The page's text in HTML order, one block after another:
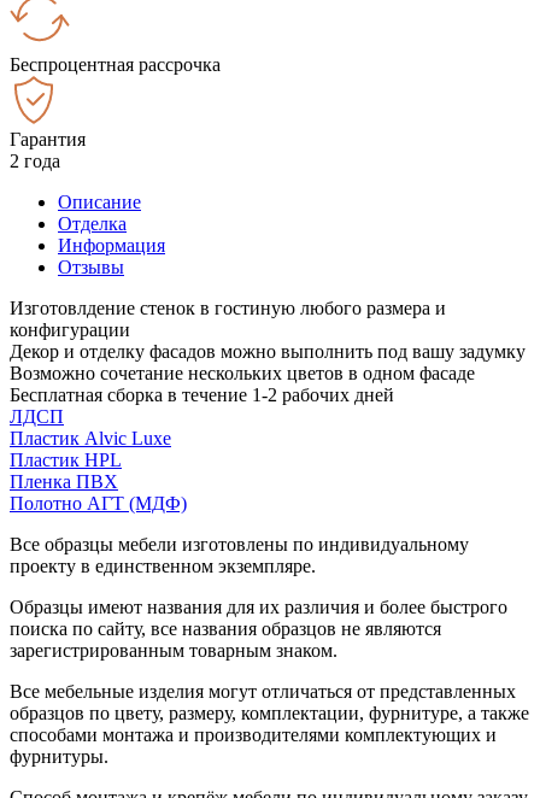
Беспроцентная рассрочка
Гарантия
2 года
Описание
Отделка
Информация
Отзывы
Изготовлдение стенок в гостиную любого размера и
конфигурации
Декор и отделку фасадов можно выполнить под вашу задумку
Возможно сочетание нескольких цветов в одном фасаде
Бесплатная сборка в течение 1-2 рабочих дней
ЛДСП
Пластик Alvic Luxe
Пластик HPL
Пленка ПВХ
Полотно АГТ (МДФ)
Все образцы мебели изготовлены по индивидуальному
проекту в единственном экземпляре.
Образцы имеют названия для их различия и более быстрого
поиска по сайту, все названия образцов не являются
зарегистрированным товарным знаком.
Все мебельные изделия могут отличаться от представленных
образцов по цвету, размеру, комплектации, фурнитуре, а также
способами монтажа и производителями комплектующих и
фурнитуры.